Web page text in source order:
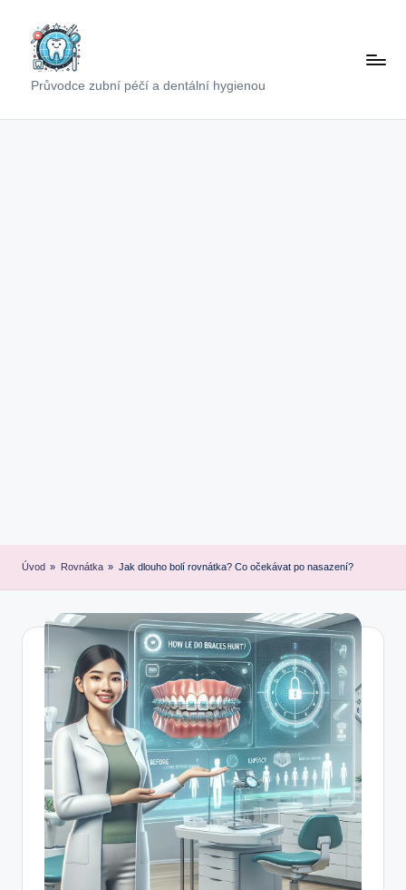
contentPrůvodce zubní péčí a dentální hygienou
Úvod » Rovnátka » Jak dlouho bolí rovnátka? Co očekávat po nasazení?